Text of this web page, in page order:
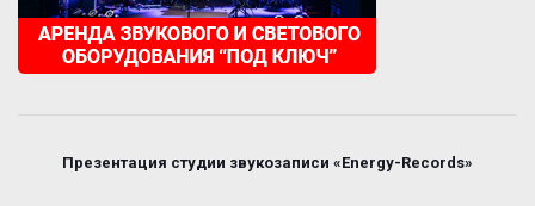
Презентация студии звукозаписи «Energy-Records»